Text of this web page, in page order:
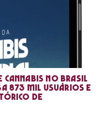
cannabis no Brasil
873 mil usuários e
de